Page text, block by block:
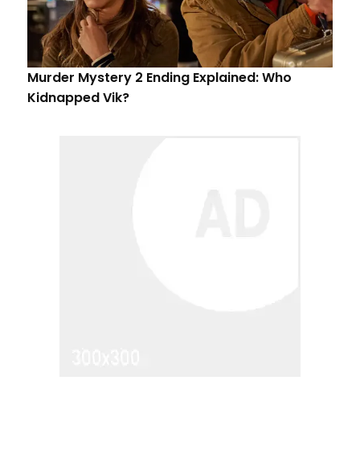
Murder Mystery 2 Ending Explained: Who
Kidnapped Vik?